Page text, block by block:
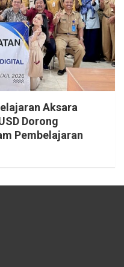
Aksara
Dorong
Pembelajaran